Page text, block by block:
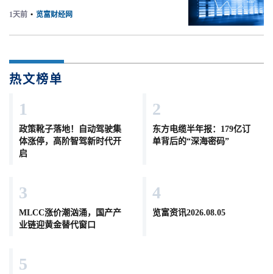
1天前 • 览富财经网
热文榜单
1
政策靴子落地！自动驾驶集
体涨停，高阶智驾新时代开
启
2
东方电缆半年报：179亿订
单背后的“深海密码”
3
MLCC涨价潮汹涌，国产产
业链迎黄金替代窗口
4
览富资讯2026.08.05
5